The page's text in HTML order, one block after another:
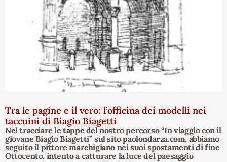
Tra le pagine e il vero: l’officina dei modelli nei
taccuini di Biagio Biagetti
Nel tracciare le tappe del nostro percorso “In viaggio con il
giovane Biagio Biagetti” sul sito paolondarza.com, abbiamo
seguito il pittore marchigiano nei suoi spostamenti di fine
Ottocento, intento a catturare la luce del paesaggio